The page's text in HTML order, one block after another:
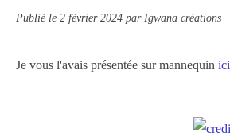
Publié le 2 février 2024 par Igwana créations
Je vous l'avais présentée sur mannequin ici